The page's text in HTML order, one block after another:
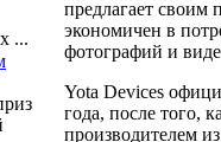
...
предлагает своим
экономичен в
фотографий и
Yota Devices
года, после того,
производителем